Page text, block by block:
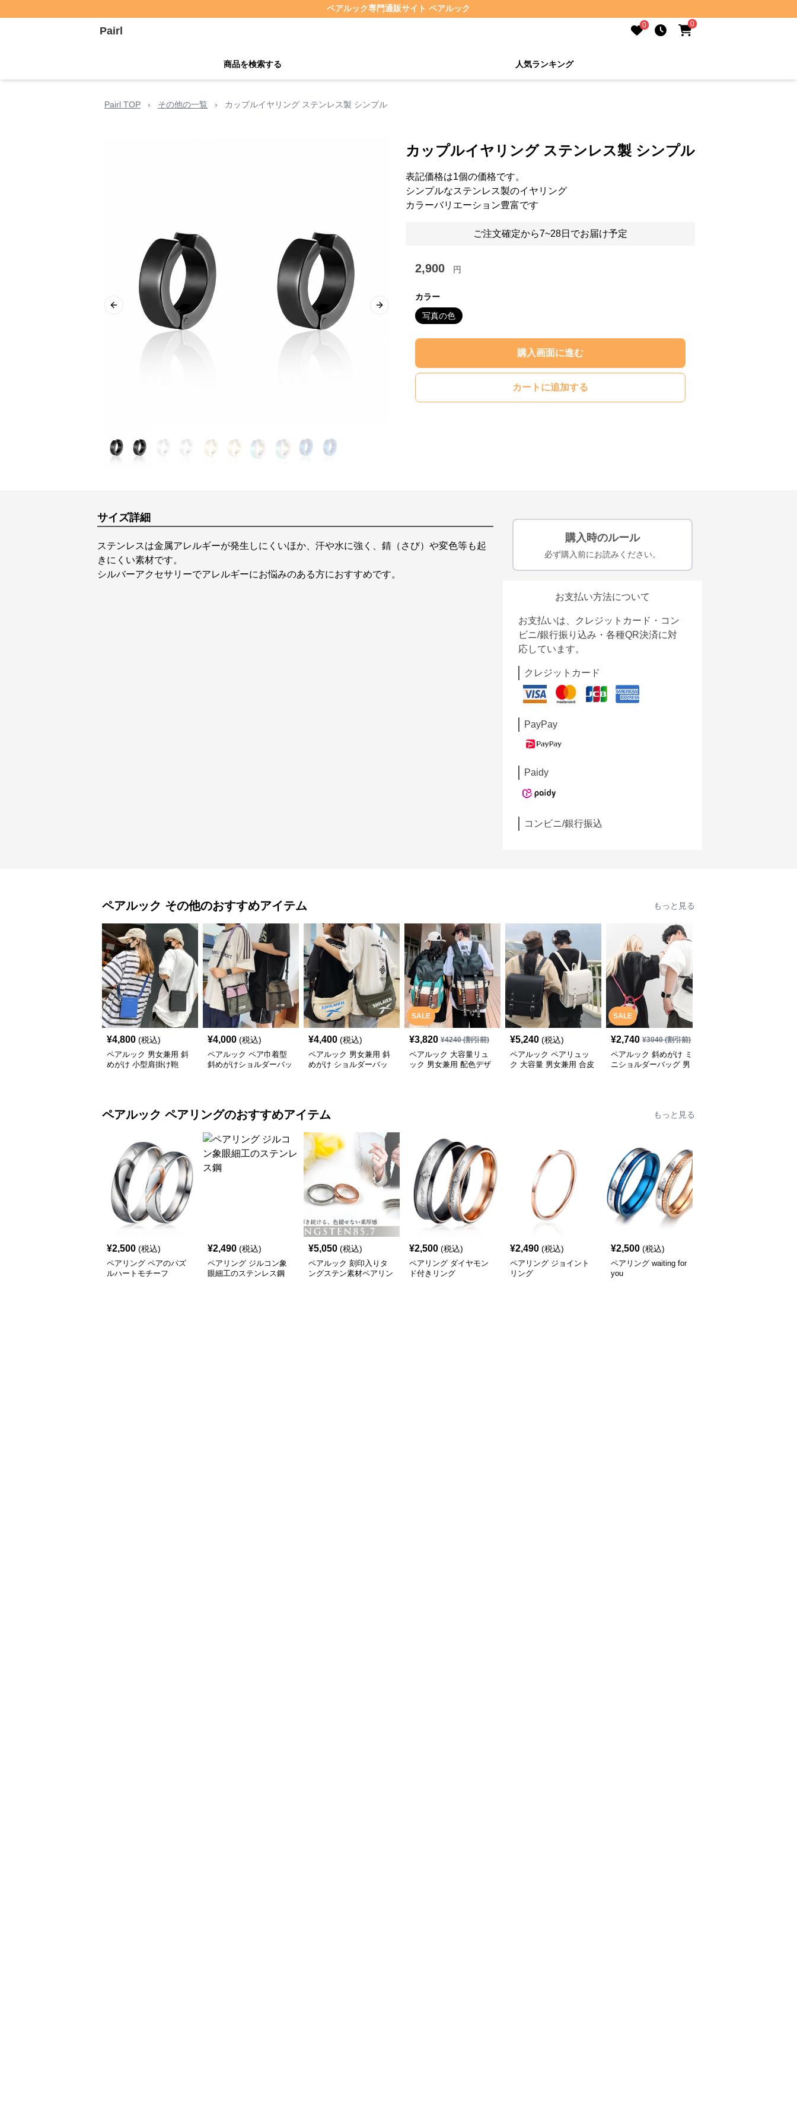
ペアルック専門通販サイト ペアルック
Pairl 0 0
商品を検索する 人気ランキング
Pairl TOP › その他の一覧 › カップルイヤリング ステンレス製 シンプル
Previous slide Next slide
カップルイヤリング ステンレス製 シンプル
表記価格は1個の価格です。
シンプルなステンレス製のイヤリング
カラーバリエーション豊富です
ご注文確定から7~28日でお届け予定
2,900 円
カラー
写真の色
購入画面に進む
カートに追加する
サイズ詳細
ステンレスは金属アレルギーが発生しにくいほか、汗や水に強く、錆（さび）や変色等も起
きにくい素材です。
シルバーアクセサリーでアレルギーにお悩みのある方におすすめです。
購入時のルール
必ず購入前にお読みください。
お支払い方法について
お支払いは、クレジットカード・コン
ビニ/銀行振り込み・各種QR決済に対
応しています。
クレジットカード
PayPay
Paidy
コンビニ/銀行振込
ペアルック その他のおすすめアイテム もっと見る
¥4,800 (税込)
ペアルック 男女兼用 斜
めがけ 小型肩掛け鞄
¥4,000 (税込)
ペアルック ペア巾着型
斜めがけショルダーバッ
¥4,400 (税込)
ペアルック 男女兼用 斜
めがけ ショルダーバッ
SALE
¥3,820 ¥4240(割引前)
ペアルック 大容量リュ
ック 男女兼用 配色デザ
¥5,240 (税込)
ペアルック ペアリュッ
ク 大容量 男女兼用 合皮
SALE
¥2,740 ¥3040(割引前)
ペアルック 斜めがけ ミ
ニショルダーバッグ 男
ペアルック ペアリングのおすすめアイテム もっと見る
¥2,500 (税込)
ペアリング ペアのパズ
ルハートモチーフ
¥2,490 (税込)
ペアリング ジルコン象
眼細工のステンレス鋼
¥5,050 (税込)
ペアルック 刻印入りタ
ングステン素材ペアリン
¥2,500 (税込)
ペアリング ダイヤモン
ド付きリング
¥2,490 (税込)
ペアリング ジョイント
リング
¥2,500 (税込)
ペアリング waiting for
you